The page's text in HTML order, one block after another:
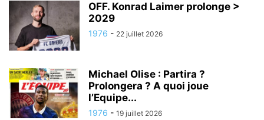
OFF. Konrad Laimer prolonge >
2029
1976 - 22 juillet 2026
Michael Olise : Partira ?
Prolongera ? A quoi joue
l’Equipe...
1976 - 19 juillet 2026